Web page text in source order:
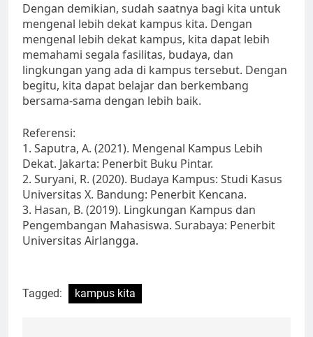
Dengan demikian, sudah saatnya bagi kita untuk
mengenal lebih dekat kampus kita. Dengan
mengenal lebih dekat kampus, kita dapat lebih
memahami segala fasilitas, budaya, dan
lingkungan yang ada di kampus tersebut. Dengan
begitu, kita dapat belajar dan berkembang
bersama-sama dengan lebih baik.
Referensi:
1. Saputra, A. (2021). Mengenal Kampus Lebih
Dekat. Jakarta: Penerbit Buku Pintar.
2. Suryani, R. (2020). Budaya Kampus: Studi Kasus
Universitas X. Bandung: Penerbit Kencana.
3. Hasan, B. (2019). Lingkungan Kampus dan
Pengembangan Mahasiswa. Surabaya: Penerbit
Universitas Airlangga.
Tagged: kampus kita